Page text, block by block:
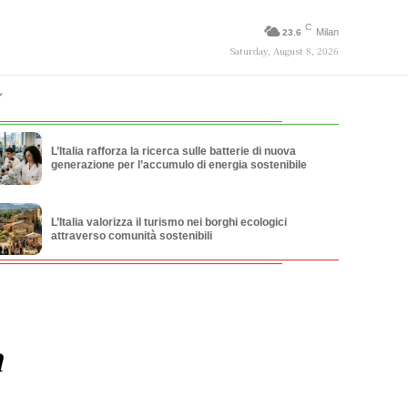
23.6
C Milan
Saturday, August 8, 2026
L’Italia rafforza la ricerca sulle batterie di nuova
generazione per l’accumulo di energia sostenibile
L’Italia valorizza il turismo nei borghi ecologici
attraverso comunità sostenibili